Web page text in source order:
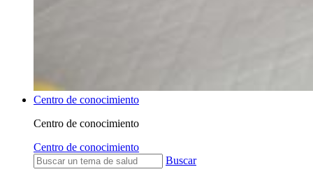
Centro de conocimiento
Centro de conocimiento
Centro de conocimiento
Buscar